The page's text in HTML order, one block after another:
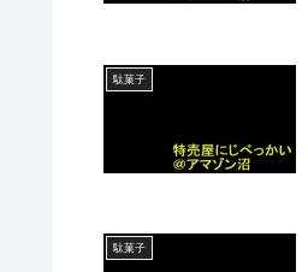
駄菓子
駄菓子